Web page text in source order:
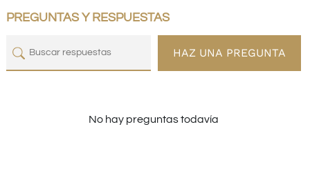
PREGUNTAS Y RESPUESTAS
HAZ UNA PREGUNTA
No hay preguntas todavía